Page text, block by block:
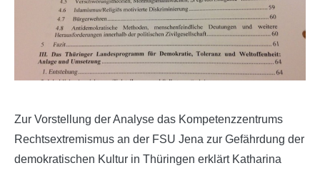
Zur Vorstellung der Analyse das Kompetenzzentrums
Rechtsextremismus an der FSU Jena zur Gefährdung der
demokratischen Kultur in Thüringen erklärt Katharina